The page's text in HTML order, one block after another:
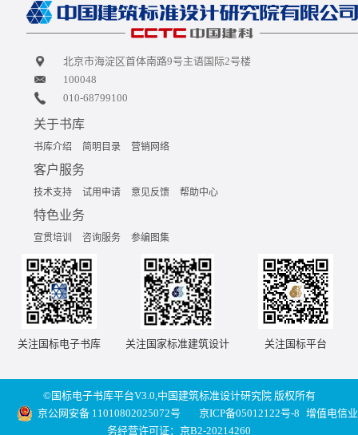
北京市海淀区首体南路9号主语国际2号楼
100048
010-68799100
关于书库
书库介绍 简明目录 营销网络
客户服务
技术支持 试用申请 意见反馈 帮助中心
特色业务
宣贯培训 咨询服务 参编图集
关注国标电子书库 关注国家标准建筑设计 关注国标平台
©国标电子书库平台V3.0,中国建筑标准设计研究院 版权所有
京公网安备 11010802025072号
京ICP备05012122号-8 增值电信业
务经营许可证：京B2-20214260